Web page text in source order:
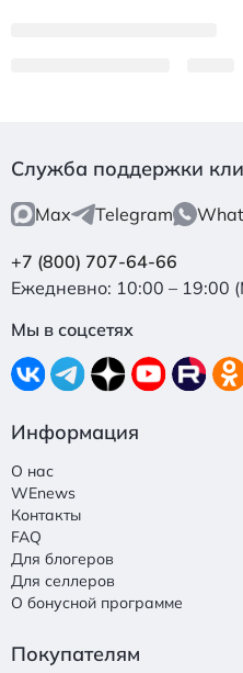
Служба поддержки
Max Telegram
+7 (800) 707-64-66
Ежедневно: 10:00 – 19:00
Мы в соцсетях
Информация
О нас
WEnews
Контакты
FAQ
Для блогеров
Для селлеров
О бонусной программе
Покупателям